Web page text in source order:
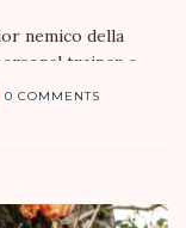
nemico della
trainer e
a dover
0 COMMENTS